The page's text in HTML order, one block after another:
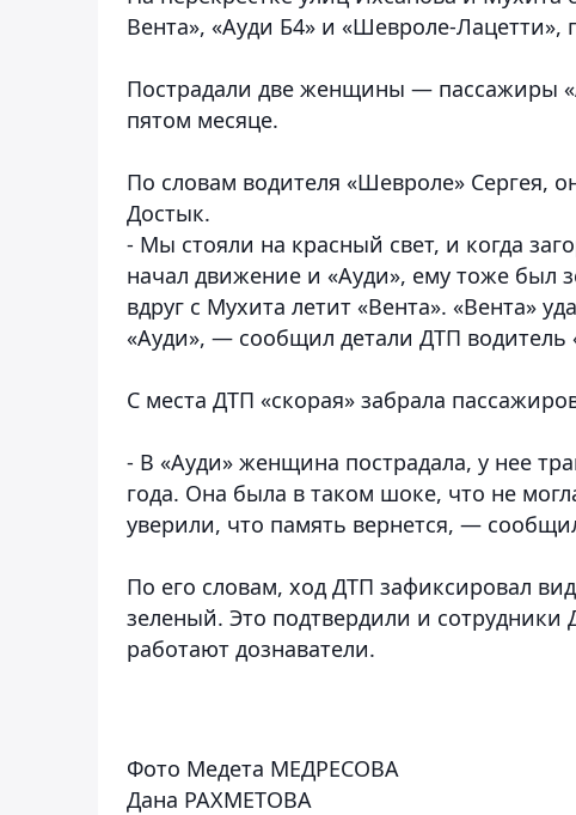
Вента», «Ауди Б4» и «Шевроле-Лацетти»,
Пострадали две женщины — пассажиры
пятом месяце.
По словам водителя «Шевроле» Сергея,
Достык.
- Мы стояли на красный свет, и когда
начал движение и «Ауди», ему тоже был
вдруг с Мухита летит «Вента». «Вента»
«Ауди», — сообщил детали ДТП водитель
С места ДТП «скорая» забрала
- В «Ауди» женщина пострадала, у нее
года. Она была в таком шоке, что не
уверили, что память вернется, —
По его словам, ход ДТП зафиксировал
зеленый. Это подтвердили и
работают дознаватели.
Фото Медета МЕДРЕСОВА
Дана РАХМЕТОВА